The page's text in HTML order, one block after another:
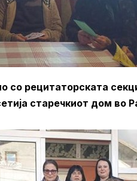
со рецитаторската
старечкиот дом во